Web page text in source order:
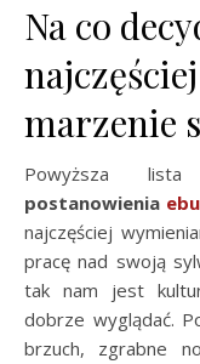
Na co
marzenie
Powyższa
postanowienia
najczęściej
pracę nad swoją
tak nam jest
dobrze wyglądać.
brzuch, zgrabne